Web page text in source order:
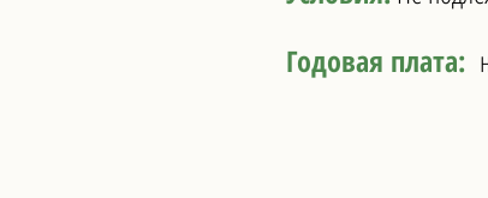
Годовая плата: